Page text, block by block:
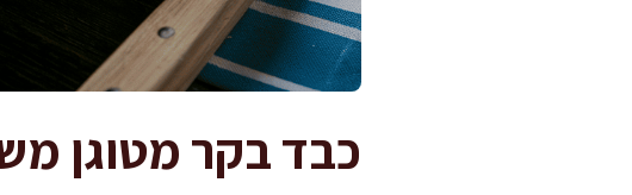
כבד בקר מטוגן משגע